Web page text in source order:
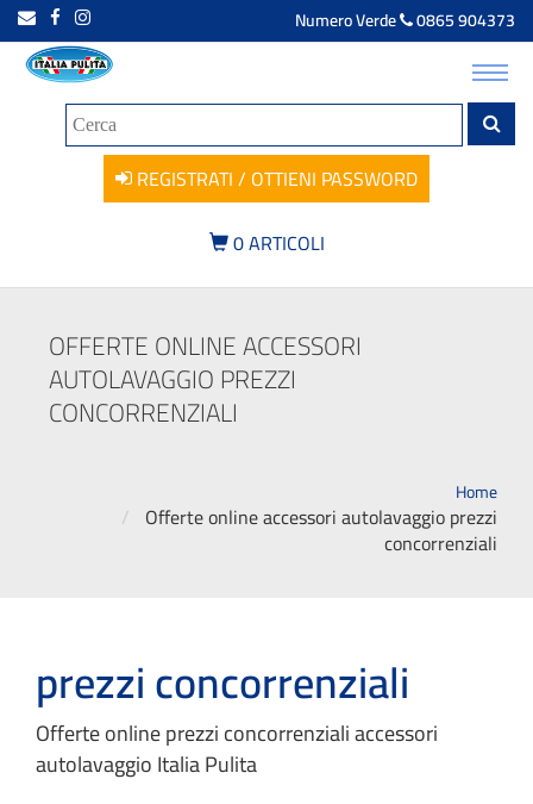
Numero Verde 0865 904373
REGISTRATI / OTTIENI PASSWORD
0ARTICOLI
OFFERTE ONLINE ACCESSORI
AUTOLAVAGGIO PREZZI
CONCORRENZIALI
Home
Offerte online accessori autolavaggio prezzi
concorrenziali
prezzi concorrenziali
Offerte online prezzi concorrenziali accessori
autolavaggio Italia Pulita